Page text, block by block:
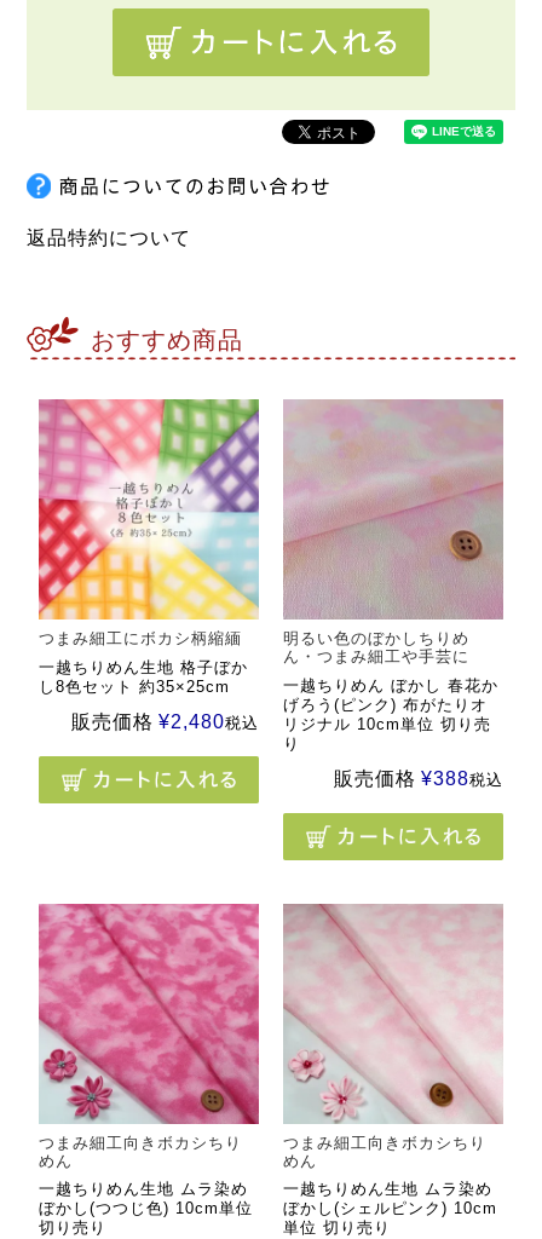
返品特約について
おすすめ商品
つまみ細工にボカシ柄縮緬
一越ちりめん生地 格子ぼか
し8色セット 約35×25cm
販売価格 ¥2,480税込
明るい色のぼかしちりめ
ん・つまみ細工や手芸に
一越ちりめん ぼかし 春花か
げろう(ピンク) 布がたりオ
リジナル 10cm単位 切り売
り
販売価格 ¥388税込
つまみ細工向きボカシちり
めん
一越ちりめん生地 ムラ染め
ぼかし(つつじ色) 10cm単位
切り売り
つまみ細工向きボカシちり
めん
一越ちりめん生地 ムラ染め
ぼかし(シェルピンク) 10cm
単位 切り売り